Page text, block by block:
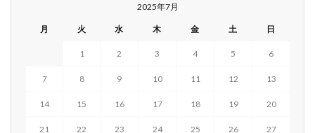
2025年7月
月 火 水 木 金 土 日
1 2 3 4 5 6
7 8 9 10 11 12 13
14 15 16 17 18 19 20
21 22 23 24 25 26 27